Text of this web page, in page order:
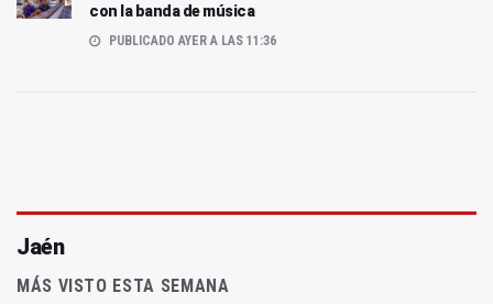
con la banda de música
PUBLICADO AYER A LAS 11:36
Jaén
MÁS VISTO ESTA SEMANA